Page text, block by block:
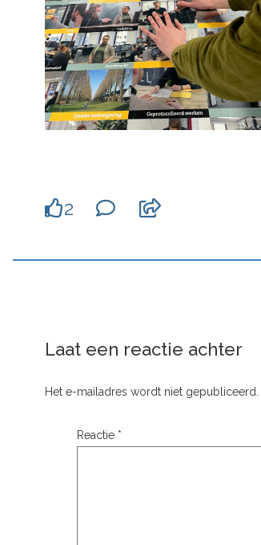
2
Laat een reactie achter
Het e-mailadres wordt niet gepubliceerd.
Reactie *